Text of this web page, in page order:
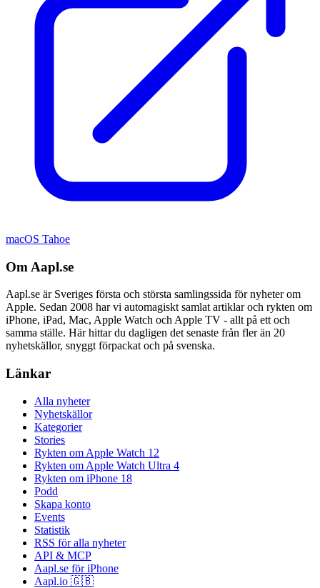
macOS Tahoe
Om Aapl.se
Aapl.se är Sveriges första och största samlingssida för nyheter om
Apple. Sedan 2008 har vi automagiskt samlat artiklar och rykten om
iPhone, iPad, Mac, Apple Watch och Apple TV - allt på ett och
samma ställe. Här hittar du dagligen det senaste från fler än 20
nyhetskällor, snyggt förpackat och på svenska.
Länkar
Alla nyheter
Nyhetskällor
Kategorier
Stories
Rykten om Apple Watch 12
Rykten om Apple Watch Ultra 4
Rykten om iPhone 18
Podd
Skapa konto
Events
Statistik
RSS för alla nyheter
API & MCP
Aapl.se för iPhone
Aapl.io 🇬🇧